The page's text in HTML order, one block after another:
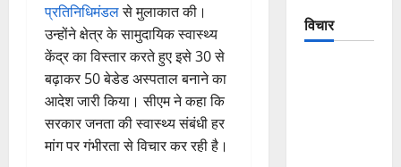
प्रतिनिधिमंडलसे मुलाकात की।
उन्होंने क्षेत्र के सामुदायिक स्वास्थ्य
केंद्र का विस्तार करते हुए इसे 30 से
बढ़ाकर 50 बेडेड अस्पताल बनाने का
आदेश जारी किया। सीएम ने कहा कि
सरकार जनता की स्वास्थ्य संबंधी हर
मांग पर गंभीरता से विचार कर रही है।
विचार